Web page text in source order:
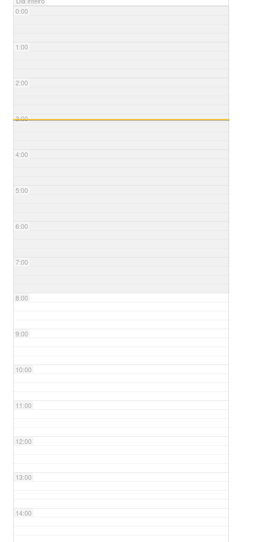
0:00
1:00
2:00
3:00
4:00
5:00
6:00
7:00
8:00
9:00
10:00
11:00
12:00
13:00
14:00